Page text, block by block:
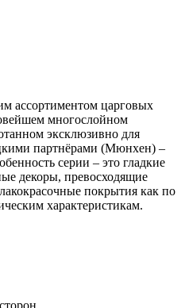
ассортиментом царговых
многослойном
эксклюзивно для
партнёрами (Мюнхен) –
серии – это гладкие
декоры, превосходящие
покрытия как по
характеристикам.